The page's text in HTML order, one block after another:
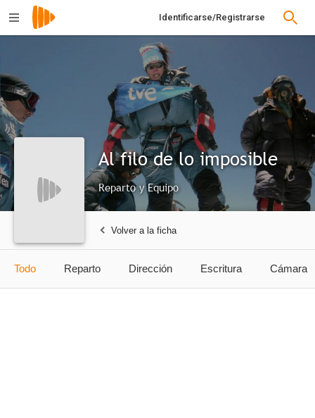
Identificarse/Registrarse
Al filo de lo imposible
Reparto y Equipo
Volver a la ficha
Todo Reparto Dirección Escritura Cámara